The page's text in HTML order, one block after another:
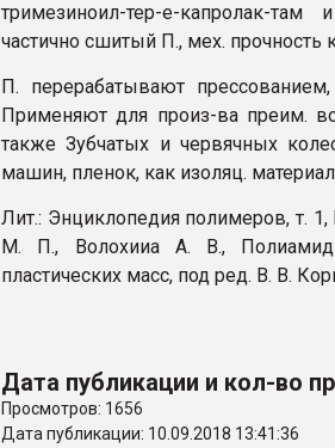
тримезиноил-тер-e-капролак-
частично сшитый П., мех.
П. перерабатывают
Применяют для произ-ва преим.
также Зубчатых и червячных
машин, пленок, как изоляц.
Лит.: Энциклопедия полимеров, т.
M. П., Волохииа А. В.,
пластических масс, под ред. В. В.
Дата публикации и кол-во
Просмотров: 1656
Дата публикации: 10.09.2018 13:41:36